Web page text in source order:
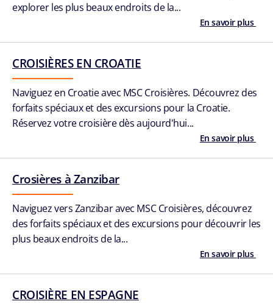
explorer les plus beaux endroits de la...
En savoir plus
CROISIÈRES EN CROATIE
Naviguez en Croatie avec MSC Croisières. Découvrez des
forfaits spéciaux et des excursions pour la Croatie.
Réservez votre croisière dès aujourd'hui...
En savoir plus
Crosières à Zanzibar
Naviguez vers Zanzibar avec MSC Croisières, découvrez
des forfaits spéciaux et des excursions pour découvrir les
plus beaux endroits de la...
En savoir plus
CROISIÈRE EN ESPAGNE